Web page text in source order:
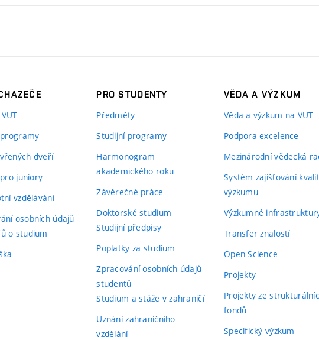
dveří
juniory
vzdělávání
osobních údajů
o studium
PRO STUDENTY
Předměty
Studijní programy
Harmonogram
akademického roku
Závěrečné práce
Doktorské studium
Studijní předpisy
Poplatky za studium
Zpracování osobních údajů
studentů
Studium a stáže v zahraničí
Uznání zahraničního
vzdělání
VĚDA A VÝZKUM
Věda a výzkum na VUT
Podpora excelence
Mezinárodní vědecká
Systém zajišťování
výzkumu
Výzkumné
Transfer znalostí
Open Science
Projekty
Projekty ze
fondů
Specifický výzkum